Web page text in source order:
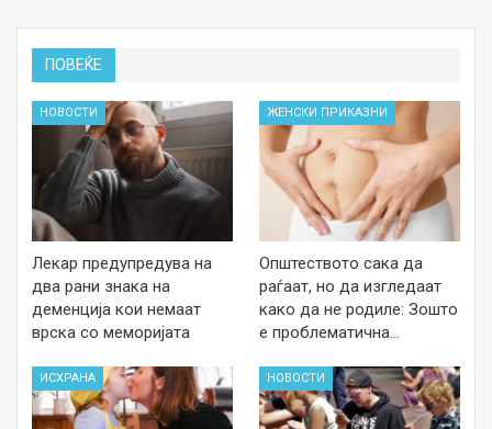
ПОВЕЌЕ
НОВОСТИ
Лекар предупредува на
два рани знака на
деменција кои немаат
врска со меморијата
ЖЕНСКИ ПРИКАЗНИ
Општеството сака да
раѓаат, но да изгледаат
како да не родиле: Зошто
е проблематична…
ИСХРАНА НОВОСТИ